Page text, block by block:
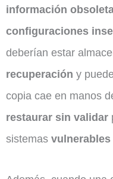
información
configuraciones
deberían estar
recuperación y
copia cae en manos
restaurar sin validar
sistemas vulnerables